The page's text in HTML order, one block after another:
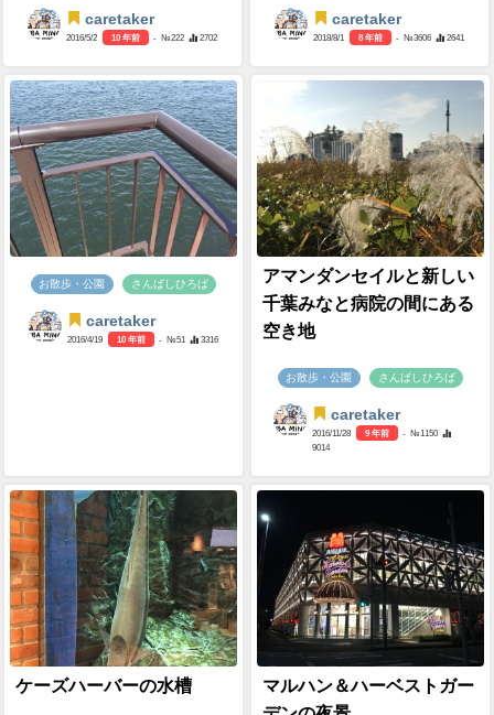
caretaker
2016/5/2 10 年前 - №222 2702
caretaker
2018/8/1 8 年前 - №3606 2641
お散歩・公園 さんばしひろば
caretaker
2016/4/19 10 年前 - №51 3316
アマンダンセイルと新しい
千葉みなと病院の間にある
空き地
お散歩・公園 さんばしひろば
caretaker
2016/11/28 9 年前
- №1150
9014
ケーズハーバーの水槽
マルハン＆ハーベストガー